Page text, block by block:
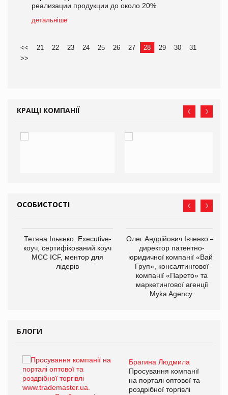
реализации продукции до около 20%
детальніше
<< 21 22 23 24 25 26 27 28 29 30
31
>>
КРАЩІ КОМПАНІЇ
ОСОБИСТОСТІ
Тетяна Ільєнко, Executive-
коуч, сертифікований коуч
МСС ICF, ментор для
лідерів
Олег Андрійович Івченко —
директор патентно-
юридичної компанії «Вайз
Груп», консалтингової
компанії «Парето» та
маркетингової агенції
Myka Agency.
БЛОГИ
Брагина Людмила
Просування компанії
на порталі оптової та
роздрібної торгівлі